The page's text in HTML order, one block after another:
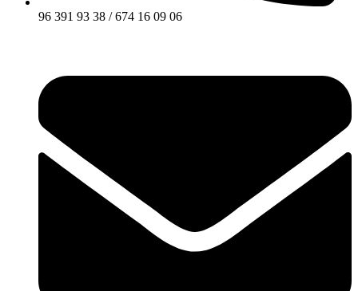
96 391 93 38 / 674 16 09 06